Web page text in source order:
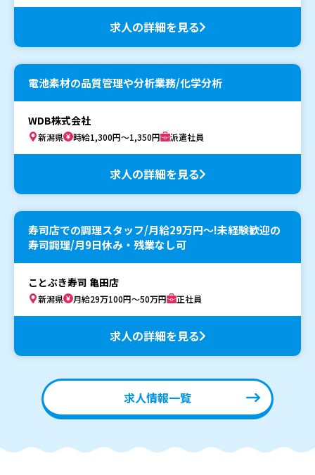
求人の詳細を見る
電池素材の品質管理や分析業務/化学分析
WDB株式会社
新潟県 時給1,300円～1,350円 派遣社員
求人の詳細を見る
寿司店での調理スタッフ/月給29万円〜!未経験歓迎の
寿司調理/月9日休み・残業なし可
ことぶき寿司 亀田店
新潟県 月給29万100円～50万円 正社員
求人の詳細を見る
求人情報一覧